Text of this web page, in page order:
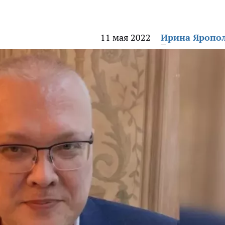
11 мая 2022 Ирина